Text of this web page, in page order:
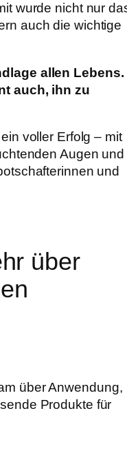
wurde nicht nur
auch die wichtige
allen Lebens.
auch, ihn zu
voller Erfolg – mit
Augen und
und
über
über Anwendung,
Produkte für